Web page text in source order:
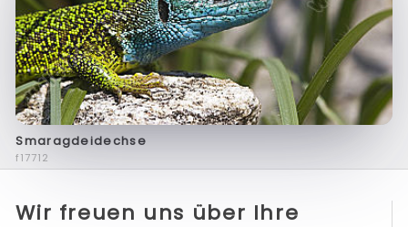
Smaragdeidechse
f17712
Wir freuen uns über Ihre